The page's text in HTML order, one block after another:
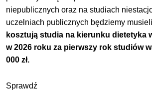
niepublicznych oraz na studiach
uczelniach publicznych będziemy musieli
kosztują studia na kierunku dietetyka
w 2026 roku za pierwszy rok studiów
000 zł.
Sprawdź